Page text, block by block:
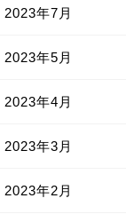
2023年7月
2023年5月
2023年4月
2023年3月
2023年2月